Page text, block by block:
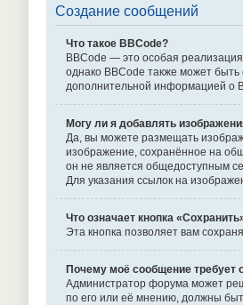
Создание сообщений
Что такое BBCode?
BBCode — это особая
однако BBCode также может быть
дополнительной информацией о
Могу ли я добавлять
Да, вы можете размещать
изображение, сохранённое на
он не является общедоступным
Для указания ссылок на
Что означает кнопка
Эта кнопка позволяет вам
Почему моё сообщение требует
Администратор форума может
по его или её мнению, должны